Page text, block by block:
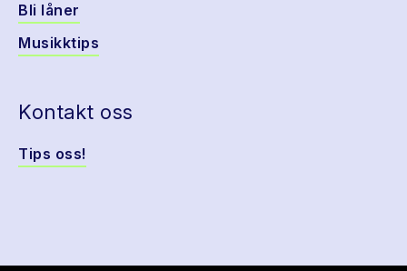
Bli låner
Musikktips
Kontakt oss
Tips oss!